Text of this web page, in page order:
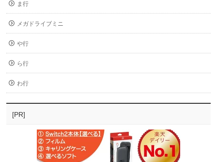
ま行
メガドライブミニ
や行
ら行
わ行
[PR]